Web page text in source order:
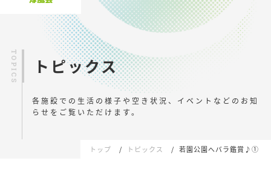
トピックス
各施設での生活の様子や空き状況、イベントなどの お知
らせをご覧いただけます。
トップ トピックス 若園公園へバラ鑑賞♪①